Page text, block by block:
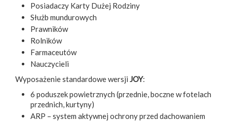
Posiadaczy Karty Dużej Rodziny
Służb mundurowych
Prawników
Rolników
Farmaceutów
Nauczycieli
Wyposażenie standardowe wersji JOY:
6 poduszek powietrznych (przednie, boczne w fotelach
przednich, kurtyny)
ARP – system aktywnej ochrony przed dachowaniem